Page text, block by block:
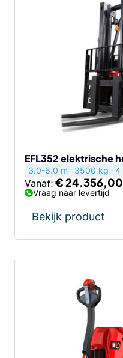
EFL352 elektrische
3.0-6.0 m 3500 kg 4
Vanaf:€24.356,00
Vraag naar levertijd
Bekijk product
gekozen
de
productpagina